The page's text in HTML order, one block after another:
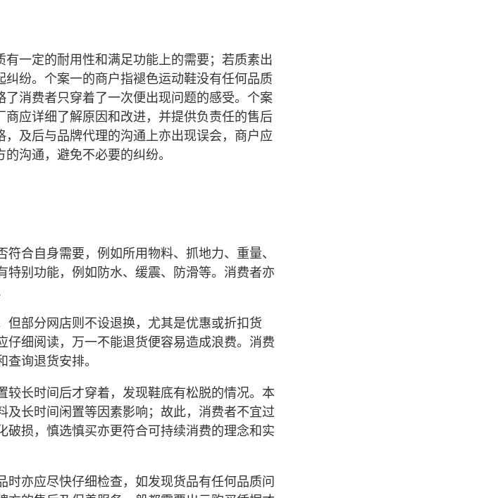
一定的耐用性和满足功能上的需要；若质素出
纷。个案一的商户指褪色运动鞋没有任何品质
消费者只穿着了一次便出现问题的感受。个案
应详细了解原因和改进，并提供负责任的售后
及后与品牌代理的沟通上亦出现误会，商户应
沟通，避免不必要的纠纷。
合自身需要，例如所用物料、抓地力、重量、
别功能，例如防水、缓震、防滑等。消费者亦
部分网店则不设退换，尤其是优惠或折扣货
细阅读，万一不能退货便容易造成浪费。消费
询退货安排。
长时间后才穿着，发现鞋底有松脱的情况。本
长时间闲置等因素影响；故此，消费者不宜过
损，慎选慎买亦更符合可持续消费的理念和实
亦应尽快仔细检查，如发现货品有任何品质问